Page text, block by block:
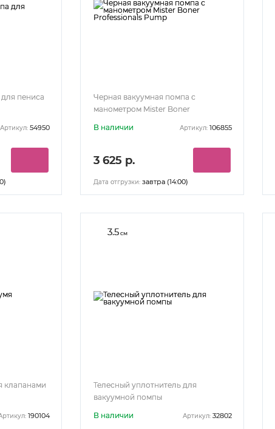
пениса
Артикул: 54950
Черная вакуумная помпа с
манометром Mister Boner
В наличии Артикул: 106855
3 625 р.
Дата отгрузки: завтра (14:00)
клапанами
190104
3.5см
Телесный уплотнитель для
вакуумной помпы
В наличии
Артикул: 32802